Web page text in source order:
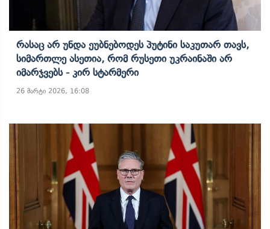
Რასაც Არ Უნდა Ეუბნებოდეს Პუტინი Საკუთარ Თავს,
Სიმართლე Ასეთია, Რომ Რუსეთი Უკრაინაში Არ
Იმარჯვებს - Კირ Სტარმერი
26 მარტი 2026, 16:08